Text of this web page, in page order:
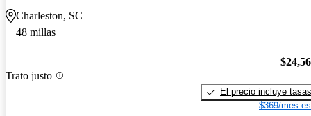
Charleston, SC
48 millas
Trato justo
El precio incluye tasas
$369/mes